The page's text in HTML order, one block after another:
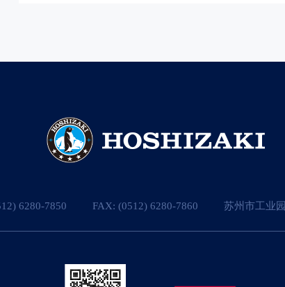
6280-7850 FAX: (0512) 6280-7860 苏州市工业